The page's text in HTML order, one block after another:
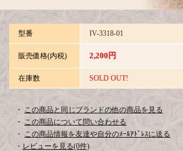
型番 IV-3318-01
販売価格(内税) 2,200円
在庫数 SOLD OUT!
・ この商品と同じブランドの他の商品を見る
・ この商品について問い合わせる
・ この商品情報を友達や自分のﾒｰﾙｱﾄﾞﾚｽに送る
・ レビューを見る(0件)